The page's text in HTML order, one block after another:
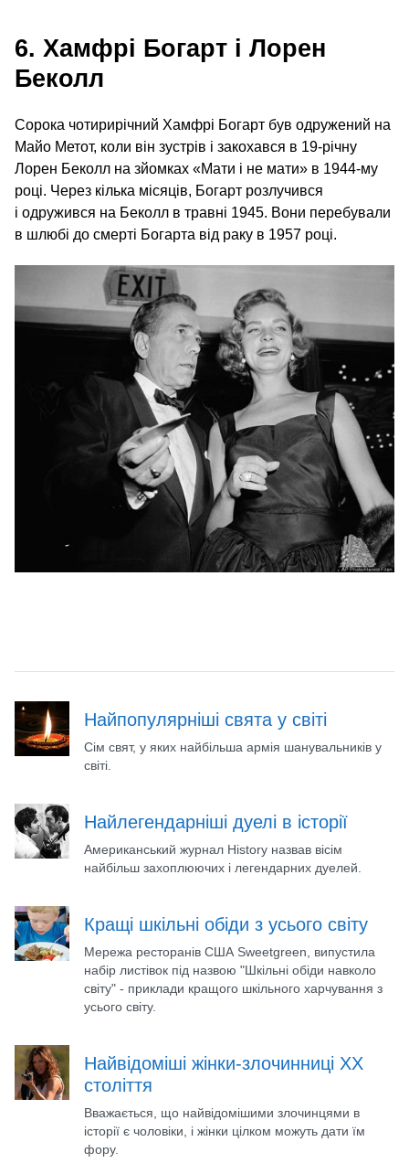
6. Хамфрі Богарт і Лорен
Беколл
Сорока чотирирічний Хамфрі Богарт був одружений на
Майо Метот, коли він зустрів і закохався в 19-річну
Лорен Беколл на зйомках «Мати і не мати» в 1944-му
році. Через кілька місяців, Богарт розлучився
і одружився на Беколл в травні 1945. Вони перебували
в шлюбі до смерті Богарта від раку в 1957 році.
Найпопулярніші свята у світі
Сім свят, у яких найбільша армія шанувальників у
світі.
Найлегендарніші дуелі в історії
Американський журнал History назвав вісім
найбільш захоплюючих і легендарних дуелей.
Кращі шкільні обіди з усього світу
Мережа ресторанів США Sweetgreen, випустила
набір листівок під назвою "Шкільні обіди навколо
світу" - приклади кращого шкільного харчування з
усього світу.
Найвідоміші жінки-злочинниці ХХ
століття
Вважається, що найвідомішими злочинцями в
історії є чоловіки, і жінки цілком можуть дати їм
фору.